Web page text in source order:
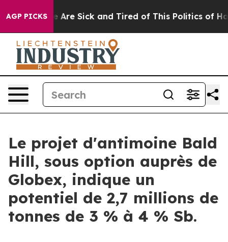
AGP PICKS
“People Are Sick and Tired of This Politics of
Le projet d'antimoine Bald
Hill, sous option auprès de
Globex, indique un
potentiel de 2,7 millions de
tonnes de 3 % à 4 % Sb.